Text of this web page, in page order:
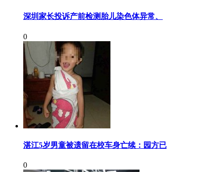
深圳家长投诉产前检测胎儿染色体异常、
0
湛江5岁男童被遗留在校车身亡续：园方已
0